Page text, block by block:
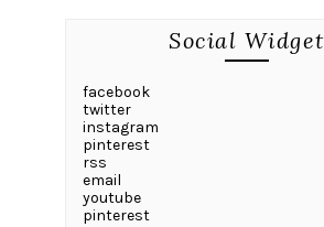
Social Widget
facebook
twitter
instagram
pinterest
rss
email
youtube
pinterest